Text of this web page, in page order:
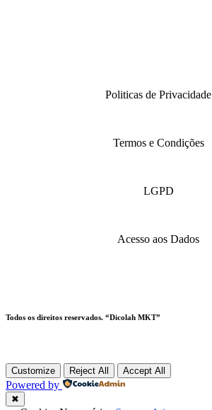
Politicas de Privacidade
Termos e Condições
LGPD
Acesso aos Dados
Todos os direitos reservados. “Dicolah MKT”
Customize Reject All Accept All
Powered by
✖